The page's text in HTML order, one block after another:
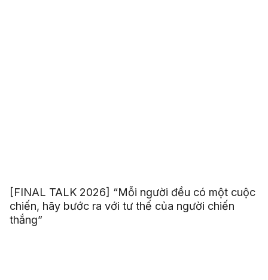
[FINAL TALK 2026] “Mỗi người đều có một cuộc
chiến, hãy bước ra với tư thế của người chiến
thắng”